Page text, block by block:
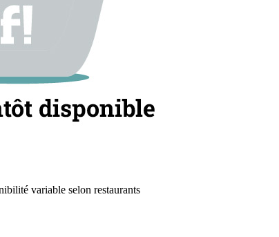
variable selon restaurants